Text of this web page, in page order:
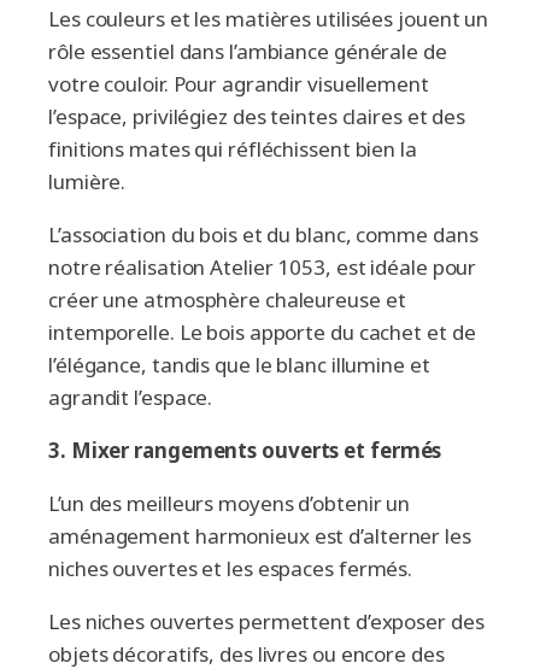
Les couleurs et les matières utilisées jouent un
rôle essentiel dans l’ambiance générale de
votre couloir. Pour agrandir visuellement
l’espace, privilégiez des teintes claires et des
finitions mates qui réfléchissent bien la
lumière.
L’association du bois et du blanc, comme dans
notre réalisation Atelier 1053, est idéale pour
créer une atmosphère chaleureuse et
intemporelle. Le bois apporte du cachet et de
l’élégance, tandis que le blanc illumine et
agrandit l’espace.
3. Mixer rangements ouverts et fermés
L’un des meilleurs moyens d’obtenir un
aménagement harmonieux est d’alterner les
niches ouvertes et les espaces fermés.
Les niches ouvertes permettent d’exposer des
objets décoratifs, des livres ou encore des